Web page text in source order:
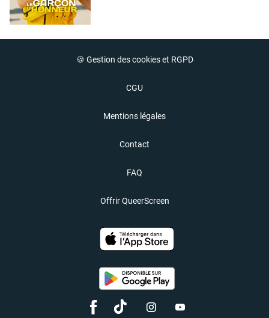
🍪 Gestion des cookies et RGPD
CGU
Mentions légales
Contact
FAQ
Offrir QueerScreen